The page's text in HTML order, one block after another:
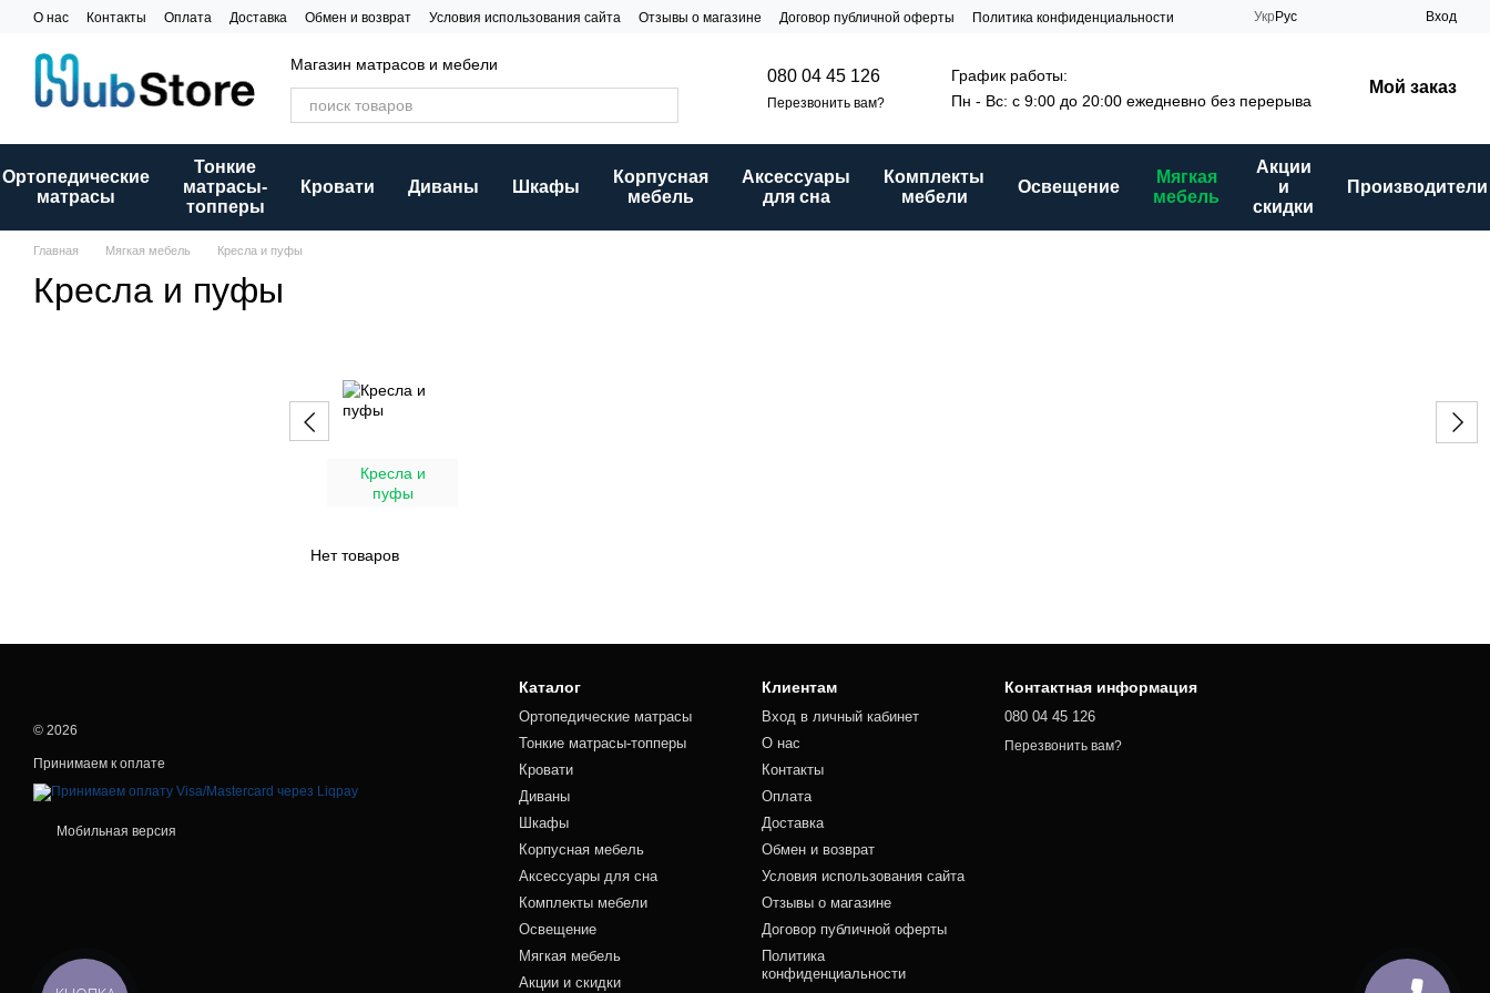
Перейти к основному контенту
О нас Контакты Оплата Доставка Обмен и возврат Условия использования сайта Отзывы о магазине Договор публичной оферты Политика конфиденциальности Укр Рус Вход
Магазин матрасов и мебели
080 04 45 126
Перезвонить вам?
График работы:
Пн - Вс: с 9:00 до 20:00 ежедневно без перерыва
Мой заказ
Ортопедические
матрасы
Тонкие
матрасы-
топперы
Кровати Диваны Шкафы
Корпусная
мебель
Аксессуары
для сна
Комплекты
мебели
Освещение
Мягкая
мебель
Акции
и
скидки
Производители
Главная Мягкая мебель Кресла и пуфы
Кресла и пуфы
Кресла и
пуфы
Нет товаров
© 2026
Принимаем к оплате
Мобильная версия
Каталог
Ортопедические матрасы
Тонкие матрасы-топперы
Кровати
Диваны
Шкафы
Корпусная мебель
Аксессуары для сна
Комплекты мебели
Освещение
Мягкая мебель
Акции и скидки
Клиентам
Вход в личный кабинет
О нас
Контакты
Оплата
Доставка
Обмен и возврат
Условия использования сайта
Отзывы о магазине
Договор публичной оферты
Политика
конфиденциальности
Контактная информация
080 04 45 126
Перезвонить вам?